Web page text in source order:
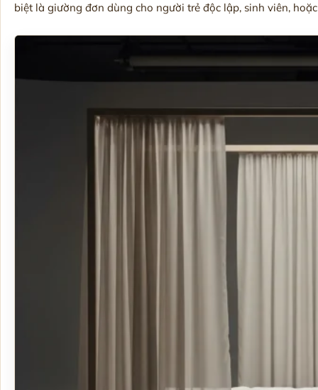
biệt là giường đơn dùng cho người trẻ độc lập, sinh viên,